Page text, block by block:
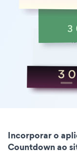
Incorporar o
Countdown ao